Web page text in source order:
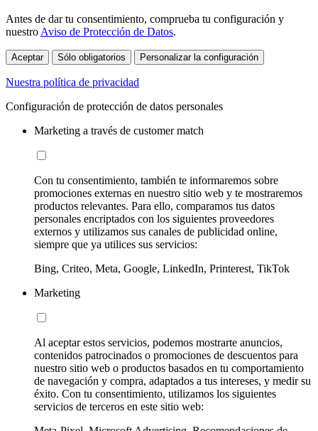
Antes de dar tu consentimiento, comprueba tu configuración y
nuestro Aviso de Protección de Datos.
Aceptar Sólo obligatorios Personalizar la configuración
Nuestra política de privacidad
Configuración de protección de datos personales
Marketing a través de customer match
Con tu consentimiento, también te informaremos sobre
promociones externas en nuestro sitio web y te mostraremos
productos relevantes. Para ello, comparamos tus datos
personales encriptados con los siguientes proveedores
externos y utilizamos sus canales de publicidad online,
siempre que ya utilices sus servicios:
Bing, Criteo, Meta, Google, LinkedIn, Printerest, TikTok
Marketing
Al aceptar estos servicios, podemos mostrarte anuncios,
contenidos patrocinados o promociones de descuentos para
nuestro sitio web o productos basados en tu comportamiento
de navegación y compra, adaptados a tus intereses, y medir su
éxito. Con tu consentimiento, utilizamos los siguientes
servicios de terceros en este sitio web: